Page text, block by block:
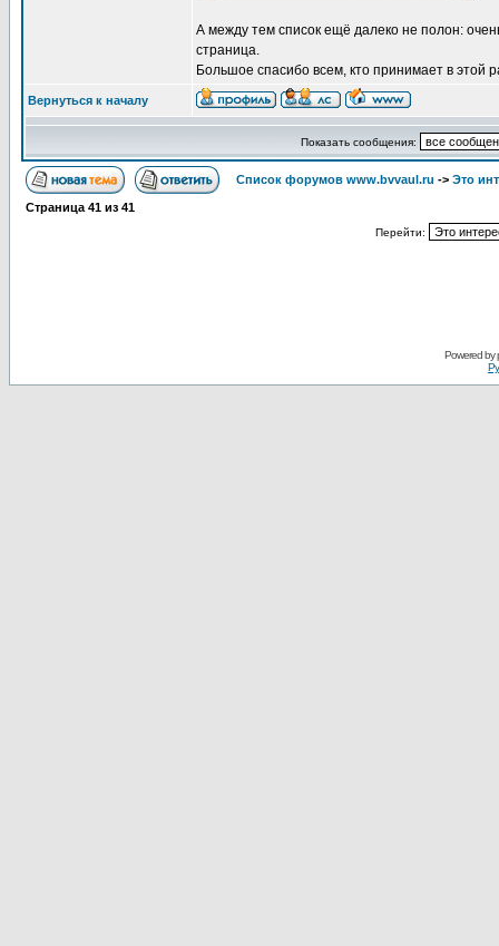
А между тем список ещё далеко не полон:
страница.
Большое спасибо всем, кто принимает в этой
Вернуться к началу
Показать сообщения:
Список форумов www.bvvaul.ru -> Это
Страница 41 из 41
Перейти:
Powered by